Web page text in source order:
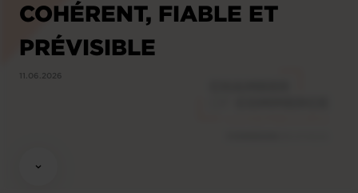
COHÉRENT, FIABLE ET
PRÉVISIBLE
11.06.2026